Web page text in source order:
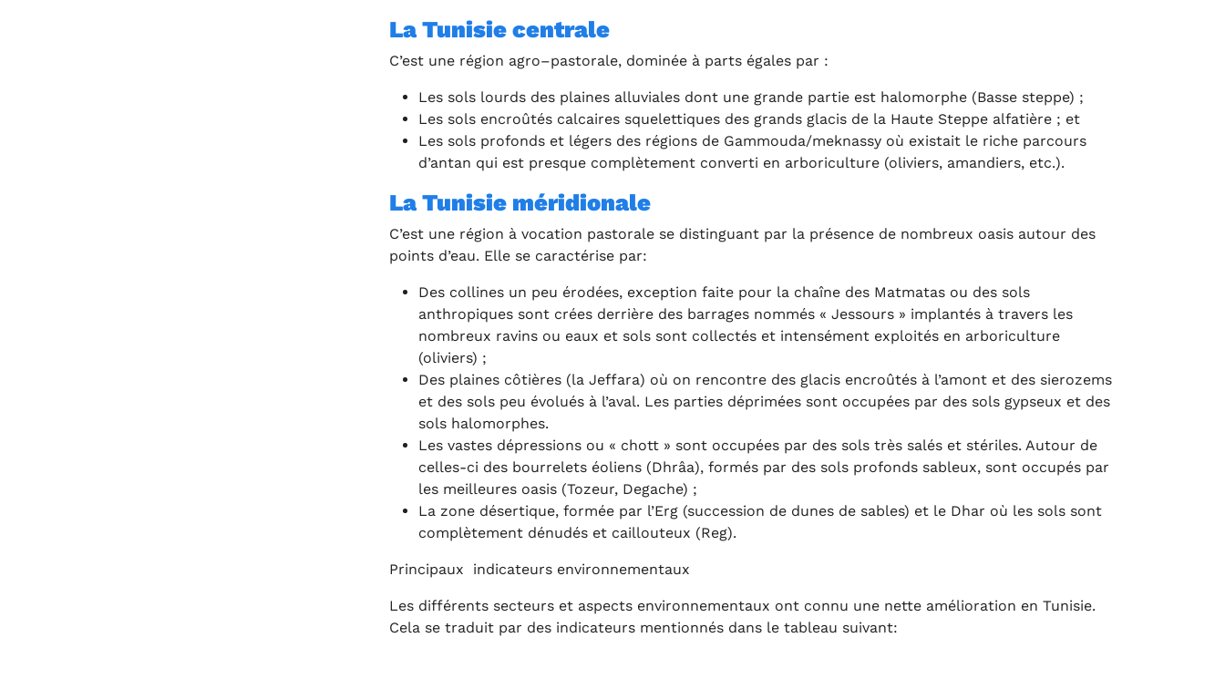
La Tunisie centrale
C’est une région agro–pastorale, dominée à parts égales par :
Les sols lourds des plaines alluviales dont une grande partie est halomorphe (Basse steppe) ;
Les sols encroûtés calcaires squelettiques des grands glacis de la Haute Steppe alfatière ; et
Les sols profonds et légers des régions de Gammouda/meknassy où existait le riche parcours
d’antan qui est presque complètement converti en arboriculture (oliviers, amandiers, etc.).
La Tunisie méridionale
C’est une région à vocation pastorale se distinguant par la présence de nombreux oasis autour des
points d’eau. Elle se caractérise par:
Des collines un peu érodées, exception faite pour la chaîne des Matmatas ou des sols
anthropiques sont crées derrière des barrages nommés « Jessours » implantés à travers les
nombreux ravins ou eaux et sols sont collectés et intensément exploités en arboriculture
(oliviers) ;
Des plaines côtières (la Jeffara) où on rencontre des glacis encroûtés à l’amont et des sierozems
et des sols peu évolués à l’aval. Les parties déprimées sont occupées par des sols gypseux et des
sols halomorphes.
Les vastes dépressions ou « chott » sont occupées par des sols très salés et stériles. Autour de
celles-ci des bourrelets éoliens (Dhrâa), formés par des sols profonds sableux, sont occupés par
les meilleures oasis (Tozeur, Degache) ;
La zone désertique, formée par l’Erg (succession de dunes de sables) et le Dhar où les sols sont
complètement dénudés et caillouteux (Reg).
Principaux indicateurs environnementaux
Les différents secteurs et aspects environnementaux ont connu une nette amélioration en Tunisie.
Cela se traduit par des indicateurs mentionnés dans le tableau suivant: